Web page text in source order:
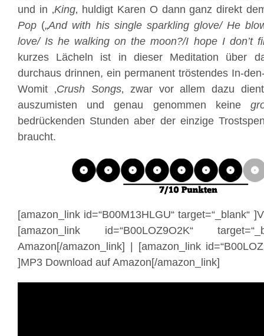
und in ‚King‚ huldigt Karen O dann ganz direkt
Pop („And with his single sparkling glove/ He
love/ Is he walking on the moon?/I hope I don’t
kurzes Lächeln ist in dieser Meditation über
durchaus drinnen, ein permanent tröstendes In-
Womit ‚Crush Songs‚ zwar vor allem dazu
auszumisten und genau genommen keine
bedrückenden Stunden aber der einzige
braucht.
[amazon_link id=“B00M13HLGU“ target=“_blank“
[amazon_link id=“B00LOZ9O2K“
Amazon[/amazon_link] | [amazon_link
]MP3 Download auf Amazon[/amazon_link]